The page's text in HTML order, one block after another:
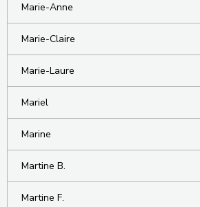
Marie-Anne
Marie-Claire
Marie-Laure
Mariel
Marine
Martine B.
Martine F.